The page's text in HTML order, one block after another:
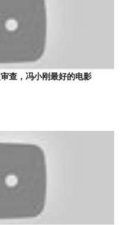
查，冯小刚最好的电影